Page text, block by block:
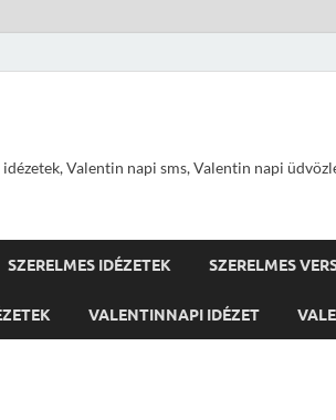
Valentin napi sms, Valentin napi
SZERELMES IDÉZETEK SZERELMES
VALENTINNAPI IDÉZET